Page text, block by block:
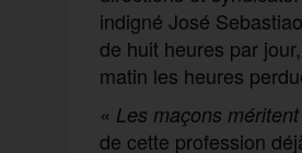
indigné José
de huit heures par
matin les heures
« Les maçons
de cette profession